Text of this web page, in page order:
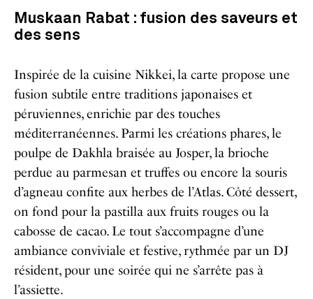
Muskaan Rabat : fusion des saveurs et
des sens
Inspirée de la cuisine Nikkei, la carte propose une
fusion subtile entre traditions japonaises et
péruviennes, enrichie par des touches
méditerranéennes. Parmi les créations phares, le
poulpe de Dakhla braisée au Josper, la brioche
perdue au parmesan et truffes ou encore la souris
d’agneau confite aux herbes de l’Atlas. Côté dessert,
on fond pour la pastilla aux fruits rouges ou la
cabosse de cacao. Le tout s’accompagne d’une
ambiance conviviale et festive, rythmée par un DJ
résident, pour une soirée qui ne s’arrête pas à
l’assiette.